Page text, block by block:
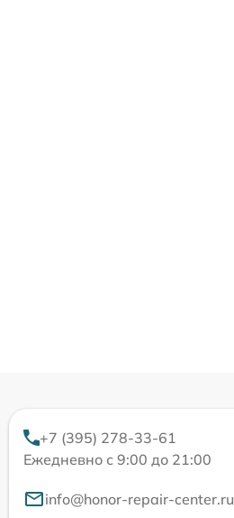
+7 (395) 278-33-61
Ежедневно с 9:00 до 21:00
info@honor-repair-center.ru